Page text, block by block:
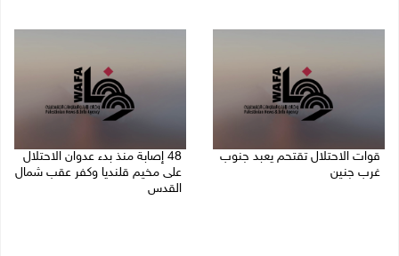
قوات الاحتلال تقتحم يعبد جنوب
غرب جنين
48 إصابة منذ بدء عدوان الاحتلال
على مخيم قلنديا وكفر عقب شمال
القدس